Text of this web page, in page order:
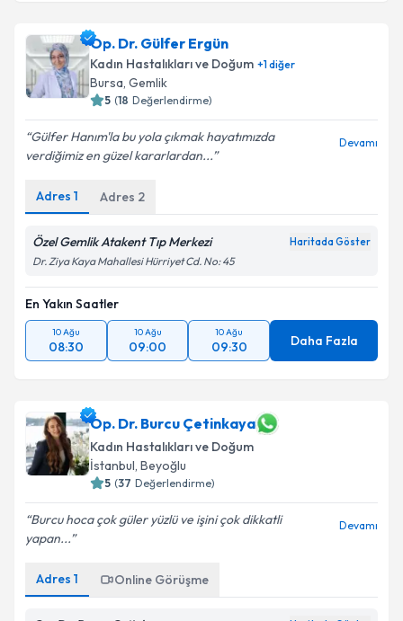
Op. Dr. Gülfer Ergün
Kadın Hastalıkları ve Doğum +1diğer
Bursa, Gemlik
5 (18 Değerlendirme)
Gülfer Hanım'la bu yola çıkmak hayatımızda
verdiğimiz en güzel kararlardan...
Devamı
Adres 1 Adres 2
Özel Gemlik Atakent Tıp Merkezi Haritada Göster
Dr. Ziya Kaya Mahallesi Hürriyet Cd. No: 45
En Yakın Saatler
10 Ağu
08:30
10 Ağu
09:00
10 Ağu
09:30 Daha Fazla
Op. Dr. Burcu Çetinkaya
Kadın Hastalıkları ve Doğum
İstanbul, Beyoğlu
5 (37 Değerlendirme)
Burcu hoca çok güler yüzlü ve işini çok dikkatli
yapan...
Devamı
Adres 1 Online Görüşme